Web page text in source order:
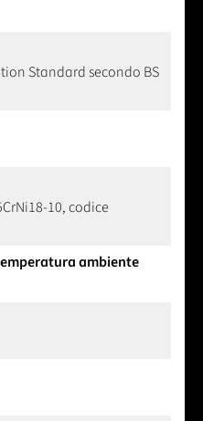
Standard secondo BS
10, codice
ambiente